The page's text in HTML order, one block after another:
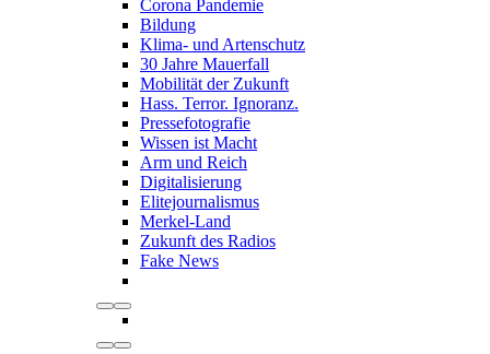
Corona Pandemie
Bildung
Klima- und Artenschutz
30 Jahre Mauerfall
Mobilität der Zukunft
Hass. Terror. Ignoranz.
Pressefotografie
Wissen ist Macht
Arm und Reich
Digitalisierung
Elitejournalismus
Merkel-Land
Zukunft des Radios
Fake News